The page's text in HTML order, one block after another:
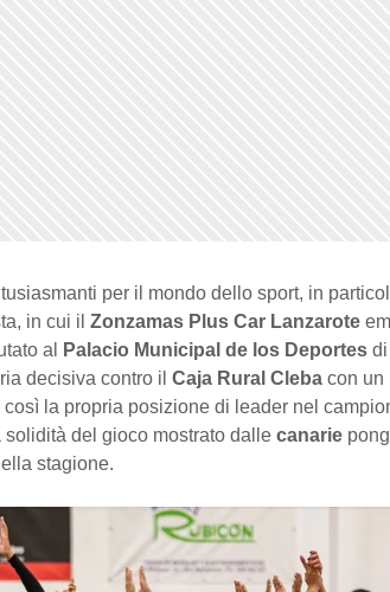
per il mondo dello sport, in
in cui il Zonzamas Plus Car Lanzarote
al
Palacio Municipal de los Deportes
decisiva contro il Caja Rural Cleba con un
la propria posizione di leader nel
del gioco mostrato dalle canarie
stagione.